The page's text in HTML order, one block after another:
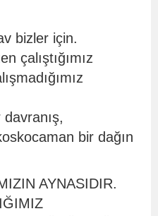
bizler için.
çalıştığımız
bir dağın
AYNASIDIR.